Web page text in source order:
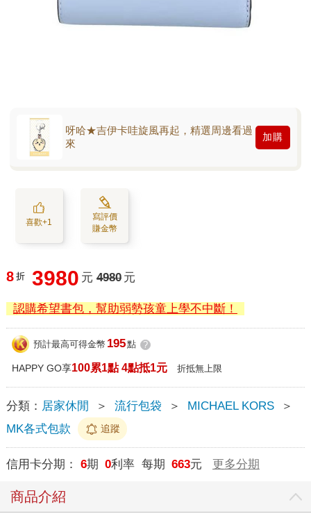
呀哈★吉伊卡哇旋風再起，精選周邊看過
來
加購
喜歡+1
寫評價
賺金幣
8 折 3980 元 4980 元
認購希望書包，幫助弱勢孩童上學不中斷！
預計最高可得金幣 195點 ?
HAPPY GO享100累1點 4點抵1元 折抵無上限
分類： 居家休閒 ＞ 流行包袋 ＞ MICHAEL KORS
＞
MK各式包款
追蹤
信用卡分期： 6期 0利率 每期 663元 更多分期
商品介紹